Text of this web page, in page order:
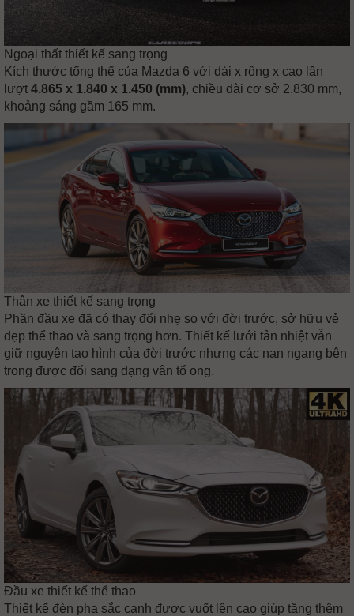
Ngoại thất thiết kế sang trọng
Kích thước tổng thể của Mazda 6 với dài x rộng x cao lần
lượt 4.865 x 1.840 x 1.450 (mm), chiều dài cơ sở 2.830 mm,
khoảng sáng gầm 165 mm.
Thân xe thiết kế sang trọng
Phần đầu xe đã có thay đổi nhẹ so với đời trước, sở hữu vẻ
đẹp thể thao và sang trọng hơn. Thiết kế lưới tản nhiệt vẫn
giữ nguyên tạo hình của đời trước nhưng các nan ngang bên
trong được đổi sang dạng vân tổ ong.
Đầu xe thiết kế thể thao
Thiết kế đèn pha sắc cạnh được vuốt lên cao giúp tăng thêm